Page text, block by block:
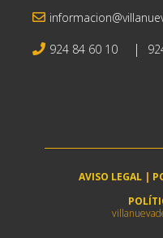
924 84 60 10 |
AVISO LEGAL |